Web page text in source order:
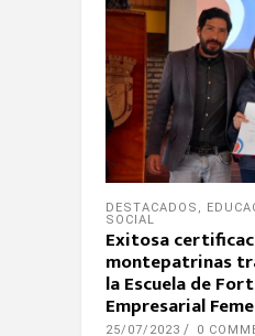
DESTACADOS ,
SOCIAL
Exitosa
montepatrinas
la Escuela de
Empresarial
25/07/2023 0